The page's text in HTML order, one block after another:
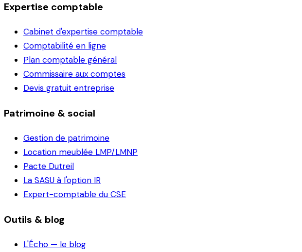
Expertise comptable
Cabinet d'expertise comptable
Comptabilité en ligne
Plan comptable général
Commissaire aux comptes
Devis gratuit entreprise
Patrimoine & social
Gestion de patrimoine
Location meublée LMP/LMNP
Pacte Dutreil
La SASU à l'option IR
Expert-comptable du CSE
Outils & blog
L'Écho — le blog